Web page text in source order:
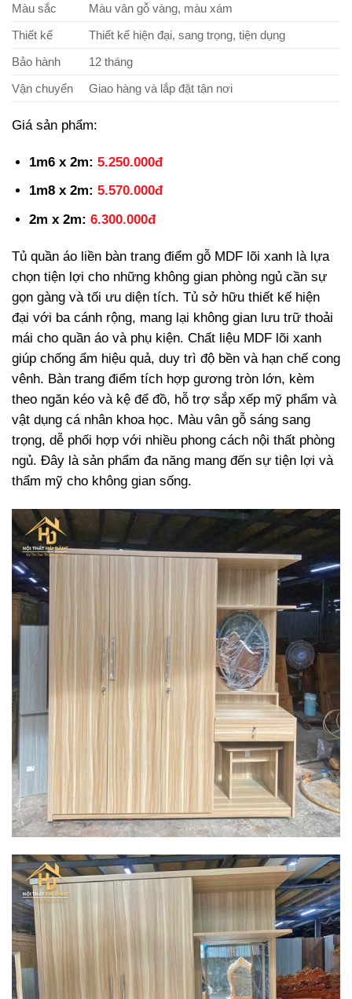
Màu sắc
Màu vân gỗ vàng, màu xám
Thiết kế
Thiết kế hiện đại, sang trọng, tiện dụng
Bảo hành
12 tháng
Vận chuyển
Giao hàng và lắp đặt tận nơi
Giá sản phẩm:
1m6 x 2m: 5.250.000đ
1m8 x 2m: 5.570.000đ
2m x 2m: 6.300.000đ
Tủ quần áo liền bàn trang điểm gỗ MDF lõi xanh là lựa
chọn tiện lợi cho những không gian phòng ngủ cần sự
gọn gàng và tối ưu diện tích. Tủ sở hữu thiết kế hiện
đại với ba cánh rộng, mang lại không gian lưu trữ thoải
mái cho quần áo và phụ kiện. Chất liệu MDF lõi xanh
giúp chống ẩm hiệu quả, duy trì độ bền và hạn chế cong
vênh. Bàn trang điểm tích hợp gương tròn lớn, kèm
theo ngăn kéo và kệ để đồ, hỗ trợ sắp xếp mỹ phẩm và
vật dụng cá nhân khoa học. Màu vân gỗ sáng sang
trọng, dễ phối hợp với nhiều phong cách nội thất phòng
ngủ. Đây là sản phẩm đa năng mang đến sự tiện lợi và
thẩm mỹ cho không gian sống.